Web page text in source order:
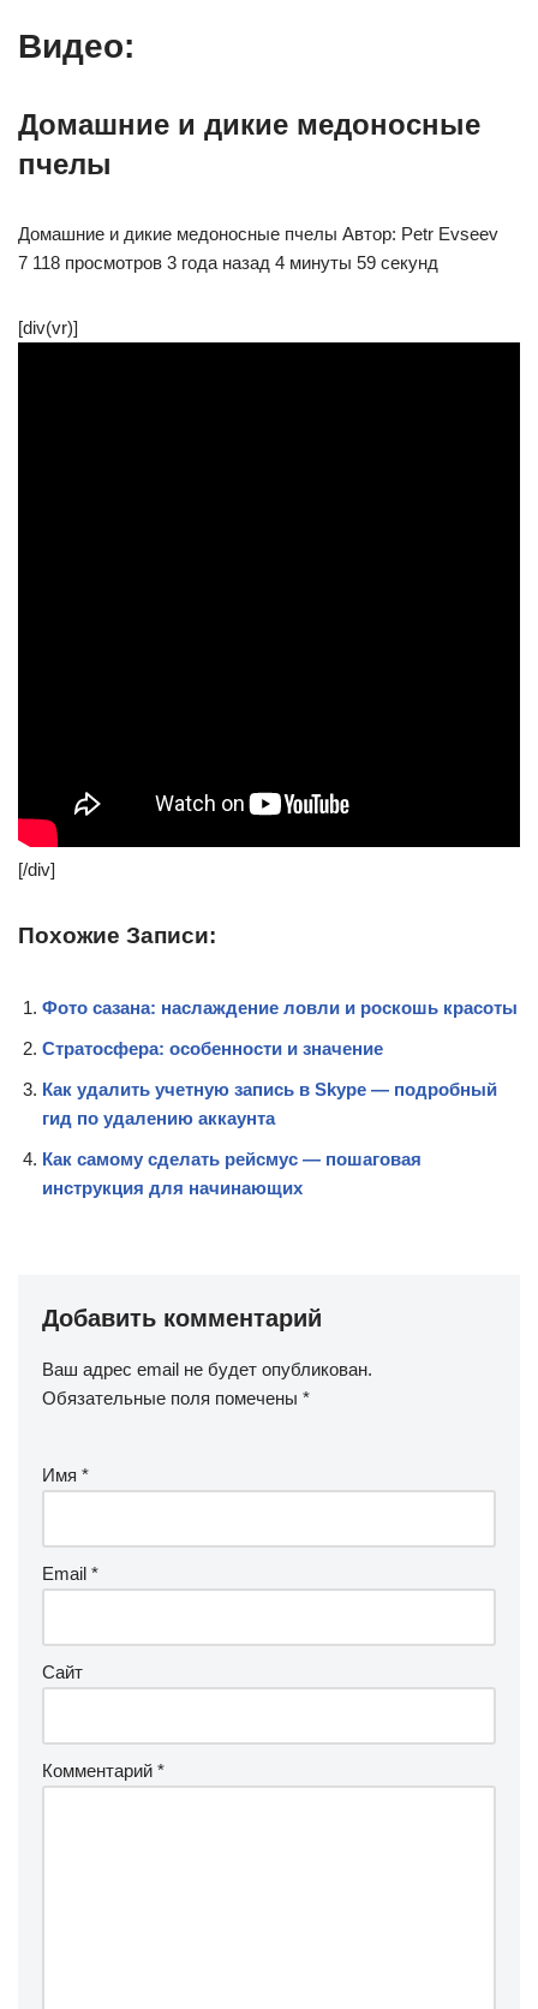
Видео:
Домашние и дикие медоносные
пчелы
Домашние и дикие медоносные пчелы Автор: Petr Evseev
7 118 просмотров 3 года назад 4 минуты 59 секунд
[div(vr)]
[/div]
Похожие Записи:
Фото сазана: наслаждение ловли и роскошь красоты
Стратосфера: особенности и значение
Как удалить учетную запись в Skype — подробный
гид по удалению аккаунта
Как самому сделать рейсмус — пошаговая
инструкция для начинающих
Добавить комментарий
Ваш адрес email не будет опубликован.
Обязательные поля помечены *
Имя *
Email *
Сайт
Комментарий *